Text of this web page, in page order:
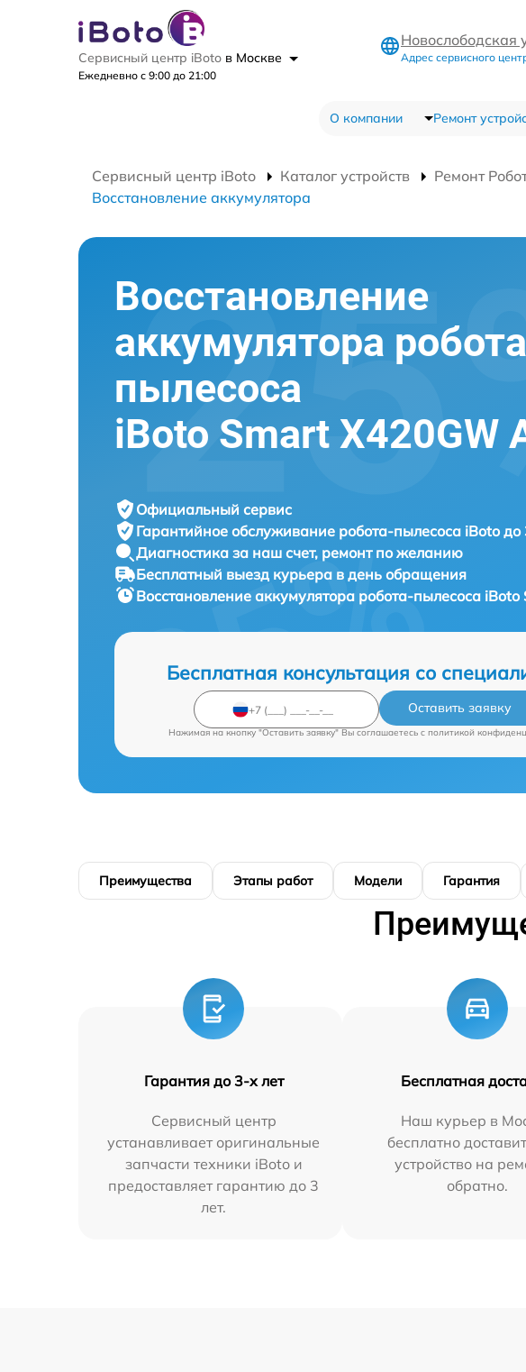
Сервисный центр iBoto в Москве
Ежедневно с 9:00 до 21:00
Новослободская
Адрес сервисного
О компании Ремонт
Сервисный центр iBoto Каталог устройств Ремонт
Восстановление аккумулятора
Восстановление
аккумулятора
пылесоса
iBoto Smart Х420GW
Официальный сервис
Гарантийное обслуживание робота-пылесоса iBoto до
Диагностика за наш счет, ремонт по желанию
Бесплатный выезд курьера в день обращения
Восстановление аккумулятора робота-пылесоса iBoto
Бесплатная консультация со
Оставить заявку
Нажимая на кнопку "Оставить заявку" Вы соглашаетесь c политикой
Преимущества Этапы работ Модели Гарантия
Гарантия до 3-х лет
Сервисный центр
устанавливает оригинальные
запчасти техники iBoto и
предоставляет гарантию до 3
лет.
Бесплатная
Наш курьер в
бесплатно
устройство на
обратно.